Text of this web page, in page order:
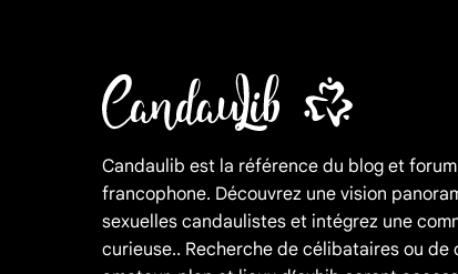
Candaulib est la référence du blog et
francophone. Découvrez une vision
sexuelles candaulistes et intégrez une
curieuse.. Recherche de célibataires ou de